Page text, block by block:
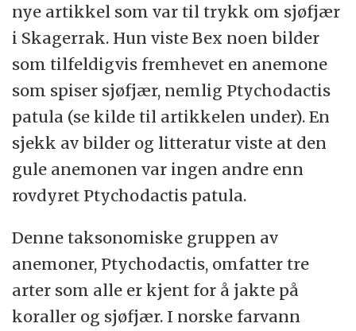
nye artikkel som var til trykk om sjøfjær
i Skagerrak. Hun viste Bex noen bilder
som tilfeldigvis fremhevet en anemone
som spiser sjøfjær, nemlig Ptychodactis
patula (se kilde til artikkelen under). En
sjekk av bilder og litteratur viste at den
gule anemonen var ingen andre enn
rovdyret Ptychodactis patula.
Denne taksonomiske gruppen av
anemoner, Ptychodactis, omfatter tre
arter som alle er kjent for å jakte på
koraller og sjøfjær. I norske farvann